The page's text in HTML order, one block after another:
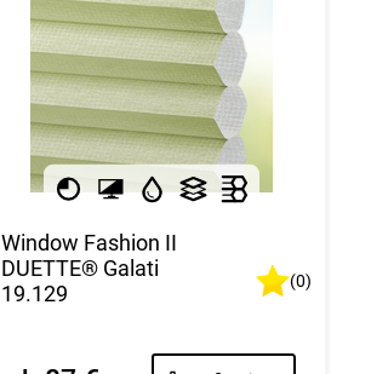
Window Fashion II
DUETTE® Galati
19.129
(0)